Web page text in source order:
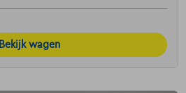
Bekijk wagen